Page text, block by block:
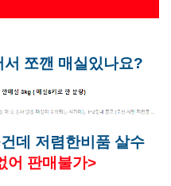
쪼깬 매실있나요?
데 저렴한비품 살수
어 판매불가>